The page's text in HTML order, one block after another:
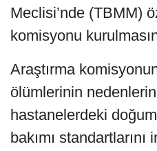
Meclisi’nde (TBMM)
komisyonu
Araştırma
ölümlerinin
hastanelerdeki
bakımı